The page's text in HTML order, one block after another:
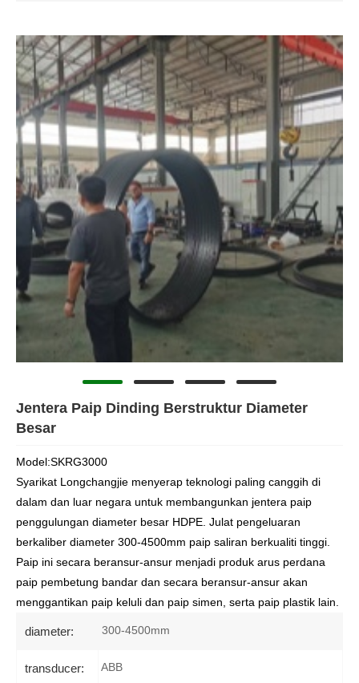
Jentera Paip Dinding Berstruktur Diameter
Besar
Model:SKRG3000
Syarikat Longchangjie menyerap teknologi paling canggih di
dalam dan luar negara untuk membangunkan jentera paip
penggulungan diameter besar HDPE. Julat pengeluaran
berkaliber diameter 300-4500mm paip saliran berkualiti tinggi.
Paip ini secara beransur-ansur menjadi produk arus perdana
paip pembetung bandar dan secara beransur-ansur akan
menggantikan paip keluli dan paip simen, serta paip plastik lain.
diameter: 300-4500mm
transducer: ABB